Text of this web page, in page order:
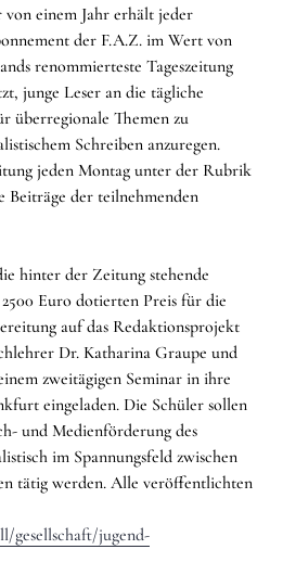
einem Jahr erhält jeder
der F.A.Z. im Wert von
renommierteste Tageszeitung
junge Leser an die tägliche
überregionale Themen zu
Schreiben anzuregen.
jeden Montag unter der Rubrik
Beiträge der teilnehmenden
hinter der Zeitung stehende
Euro dotierten Preis für die
auf das Redaktionsprojekt
Dr. Katharina Graupe und
zweitägigen Seminar in ihre
eingeladen. Die Schüler sollen
und Medienförderung des
im Spannungsfeld zwischen
tätig werden. Alle veröffentlichten
gesellschaft/jugend-